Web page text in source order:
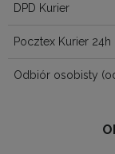
DPD Kurier
Pocztex Kurier 24h
Odbiór osobisty